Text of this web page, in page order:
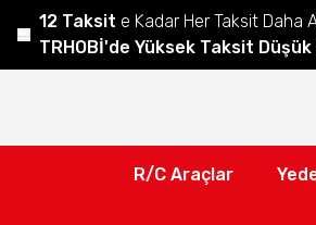
12 Taksit e Kadar Her Taksit Daha
TRHOBİ'de Yüksek Taksit
R/C Araçlar